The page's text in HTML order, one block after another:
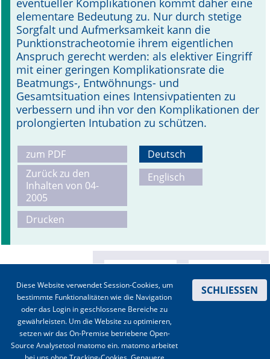
eventueller Komplikationen kommt daher eine
elementare Bedeutung zu. Nur durch stetige
Sorgfalt und Aufmerksamkeit kann die
Punktionstracheotomie ihrem eigentlichen
Anspruch gerecht werden: als elektiver Eingriff
mit einer geringen Komplikationsrate die
Beatmungs-, Entwöhnungs- und
Gesamtsituation eines Intensivpatienten zu
verbessern und ihn vor den Komplikationen der
prolongierten Intubation zu schützen.
zum PDF
Zurück zu den
Inhalten von 04-
2005
Drucken
Deutsch
Englisch
Diese Website verwendet Session-Cookies, um
bestimmte Funktionalitäten wie die Navigation
oder das Login in geschlossene Bereiche zu
gewährleisten. Um die Website zu optimieren,
setzen wir das On-Premise betriebene Open-
Source Analysetool matomo ein. matomo arbeitet
SCHLIESSEN